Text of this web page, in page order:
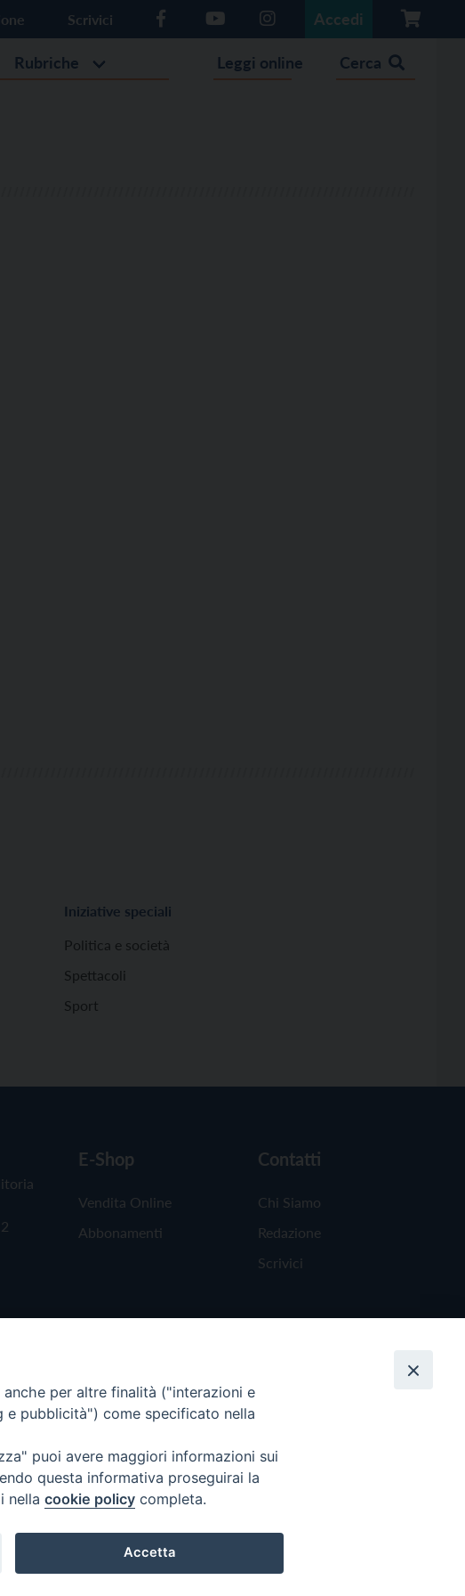
Scrivici Accedi
Rubriche Leggi online Cerca
Iniziative speciali
Politica e società
Spettacoli
Sport
E-Shop
Vendita Online
Abbonamenti
Contatti
Chi Siamo
Redazione
Scrivici
per altre finalità ("interazioni e
e pubblicità") come specificato nella
puoi avere maggiori informazioni sui
questa informativa proseguirai la
nella cookie policy completa.
Accetta